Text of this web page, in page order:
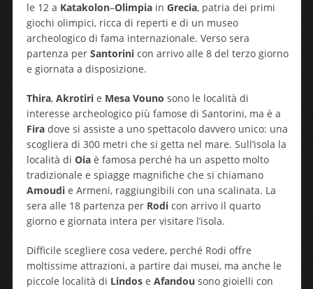
le 12 a Katakolon–Olimpiain Grecia, patria dei primi
giochi olimpici, ricca di reperti e di un museo
archeologico di fama internazionale. Verso sera
partenza per Santorinicon arrivo alle 8 del terzo giorno
e giornata a disposizione.
Thira, Akrotirie Mesa Vouno sono le località di
interesse archeologico più famose di Santorini, ma è a
Firadove si assiste a uno spettacolo davvero unico: una
scogliera di 300 metri che si getta nel mare. Sull’isola la
località di Oiaè famosa perché ha un aspetto molto
tradizionale e spiagge magnifiche che si chiamano
Amoudie Armeni, raggiungibili con una scalinata. La
sera alle 18 partenza per Rodicon arrivo il quarto
giorno e giornata intera per visitare l’isola.
Difficile scegliere cosa vedere, perché Rodi offre
moltissime attrazioni, a partire dai musei, ma anche le
piccole località di Lindose Afandou sono gioielli con